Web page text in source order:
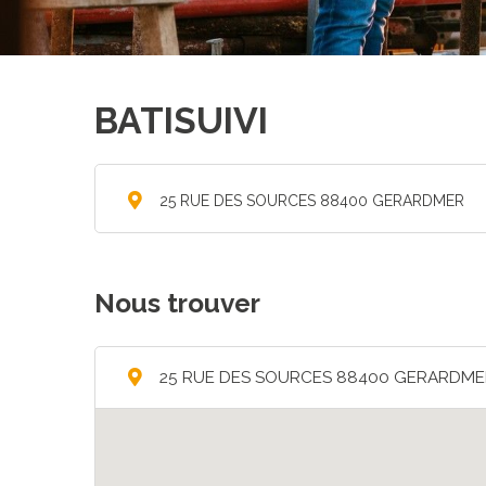
BATISUIVI
25 RUE DES SOURCES 88400 GERARDMER
Nous trouver
25 RUE DES SOURCES 88400